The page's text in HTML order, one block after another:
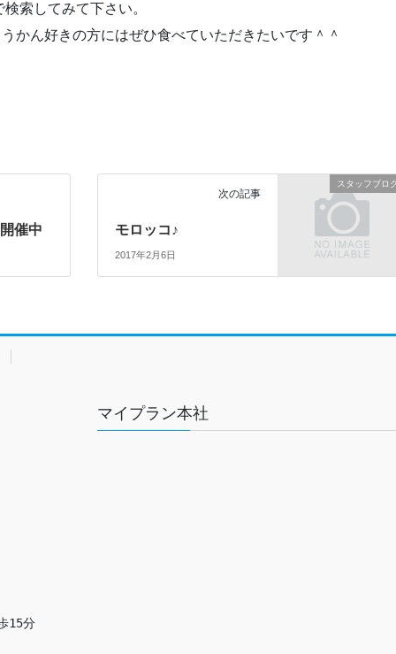
索してみて下さい。
かん好きの方にはぜひ食べていただきたいです＾＾
催中
スタッフブロ
次の記事
モロッコ♪
2017年2月6日
15分
マイプラン本社